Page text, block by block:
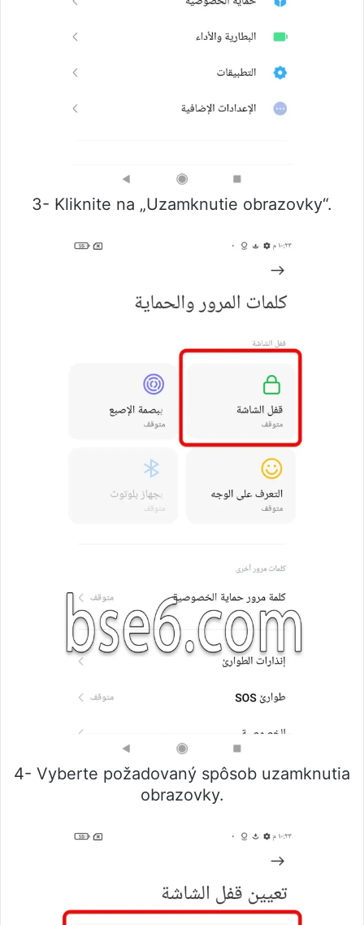
3- Kliknite na „Uzamknutie obrazovky“.
4- Vyberte požadovaný spôsob uzamknutia
obrazovky.